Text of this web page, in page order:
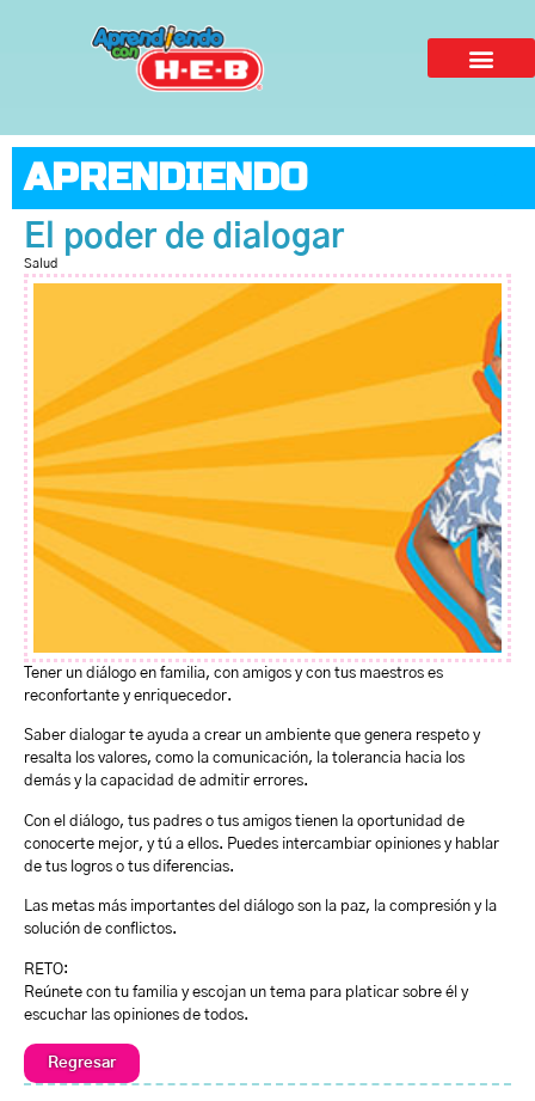
APRENDIENDO
El poder de dialogar
Salud
Tener un diálogo en familia, con amigos y con tus maestros es
reconfortante y enriquecedor.
Saber dialogar te ayuda a crear un ambiente que genera respeto y
resalta los valores, como la comunicación, la tolerancia hacia los
demás y la capacidad de admitir errores.
Con el diálogo, tus padres o tus amigos tienen la oportunidad de
conocerte mejor, y tú a ellos. Puedes intercambiar opiniones y hablar
de tus logros o tus diferencias.
Las metas más importantes del diálogo son la paz, la compresión y la
solución de conflictos.
RETO:
Reúnete con tu familia y escojan un tema para platicar sobre él y
escuchar las opiniones de todos.
Regresar